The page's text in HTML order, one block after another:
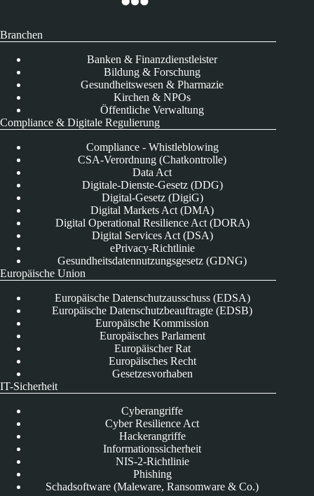
Branchen
Banken & Finanzdienstleister
Bildung & Forschung
Gesundheitswesen & Pharmazie
Kirchen & NPOs
Öffentliche Verwaltung
Compliance & Digitale Regulierung
Compliance - Whistleblowing
CSA-Verordnung (Chatkontrolle)
Data Act
Digitale-Dienste-Gesetz (DDG)
Digital-Gesetz (DigiG)
Digital Markets Act (DMA)
Digital Operational Resilience Act (DORA)
Digital Services Act (DSA)
ePrivacy-Richtlinie
Gesundheitsdatennutzungsgesetz (GDNG)
Europäische Union
Europäische Datenschutzausschuss (EDSA)
Europäische Datenschutzbeauftragte (EDSB)
Europäische Kommission
Europäisches Parlament
Europäischer Rat
Europäisches Recht
Gesetzesvorhaben
IT-Sicherheit
Cyberangriffe
Cyber Resilience Act
Hackerangriffe
Informationssicherheit
NIS-2-Richtlinie
Phishing
Schadsoftware (Maleware, Ransomware & Co.)